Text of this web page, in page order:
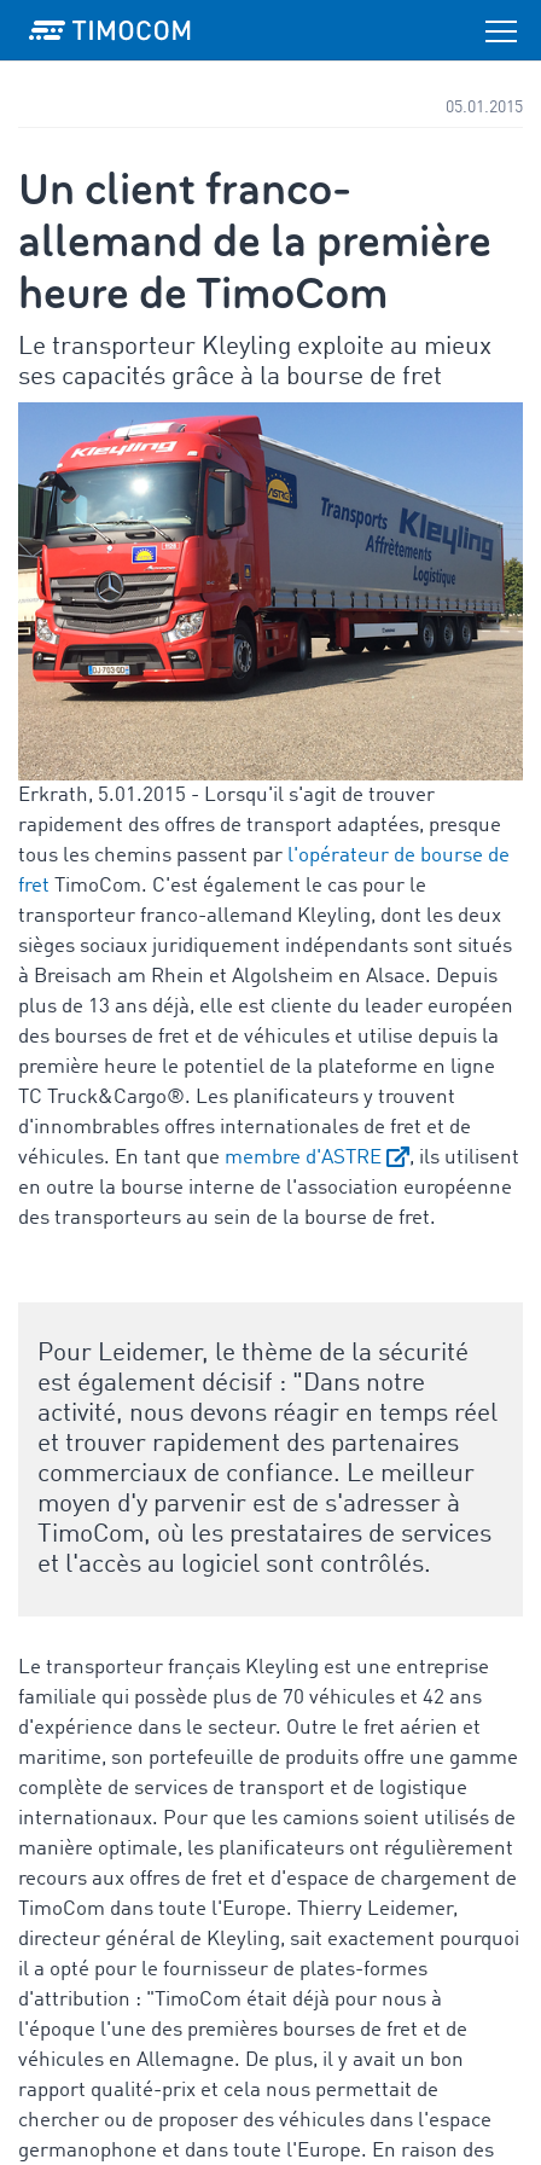
05.01.2015
Un client franco-
allemand de la première
heure de TimoCom
Le transporteur Kleyling exploite au mieux
ses capacités grâce à la bourse de fret
Erkrath, 5.01.2015 - Lorsqu'il s'agit de trouver
rapidement des offres de transport adaptées, presque
tous les chemins passent par l'opérateur de bourse de
fret TimoCom. C'est également le cas pour le
transporteur franco-allemand Kleyling, dont les deux
sièges sociaux juridiquement indépendants sont situés
à Breisach am Rhein et Algolsheim en Alsace. Depuis
plus de 13 ans déjà, elle est cliente du leader européen
des bourses de fret et de véhicules et utilise depuis la
première heure le potentiel de la plateforme en ligne
TC Truck&Cargo®. Les planificateurs y trouvent
d'innombrables offres internationales de fret et de
véhicules. En tant que membre d'ASTRE
, ils utilisent
en outre la bourse interne de l'association européenne
des transporteurs au sein de la bourse de fret.
Pour Leidemer, le thème de la sécurité
est également décisif : "Dans notre
activité, nous devons réagir en temps réel
et trouver rapidement des partenaires
commerciaux de confiance. Le meilleur
moyen d'y parvenir est de s'adresser à
TimoCom, où les prestataires de services
et l'accès au logiciel sont contrôlés.
Le transporteur français Kleyling est une entreprise
familiale qui possède plus de 70 véhicules et 42 ans
d'expérience dans le secteur. Outre le fret aérien et
maritime, son portefeuille de produits offre une gamme
complète de services de transport et de logistique
internationaux. Pour que les camions soient utilisés de
manière optimale, les planificateurs ont régulièrement
recours aux offres de fret et d'espace de chargement de
TimoCom dans toute l'Europe. Thierry Leidemer,
directeur général de Kleyling, sait exactement pourquoi
il a opté pour le fournisseur de plates-formes
d'attribution : "TimoCom était déjà pour nous à
l'époque l'une des premières bourses de fret et de
véhicules en Allemagne. De plus, il y avait un bon
rapport qualité-prix et cela nous permettait de
chercher ou de proposer des véhicules dans l'espace
germanophone et dans toute l'Europe. En raison des